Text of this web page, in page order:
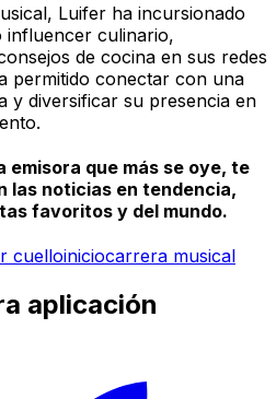
Luifer ha incursionado
influencer culinario,
de cocina en sus redes
permitido conectar con una
y diversificar su presencia en
emisora que más se oye, te
las noticias en tendencia,
favoritos y del mundo.
cuelloiniciocarrera musical
aplicación